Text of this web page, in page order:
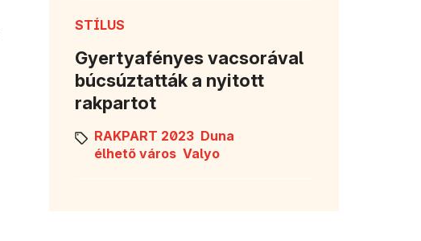
STÍLUS
Gyertyafényes vacsorával
búcsúztatták a nyitott
rakpartot
RAKPART 2023 Duna
élhető város Valyo